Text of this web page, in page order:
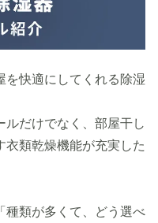
を快適にしてくれる除湿
ルだけでなく、部屋干し
衣類乾燥機能が充実した
種類が多くて、どう選べ